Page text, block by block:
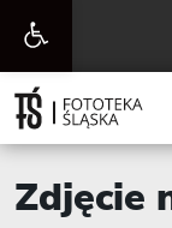
Otwórz
pasek
narzędzi
Zdjęcie